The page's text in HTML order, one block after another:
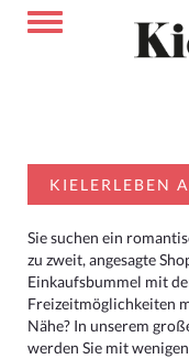
KIELERLEBEN
Sie suchen ein
zu zweit, angesagte
Einkaufsbummel mit
Freizeitmöglichkeiten
Nähe? In unserem
werden Sie mit